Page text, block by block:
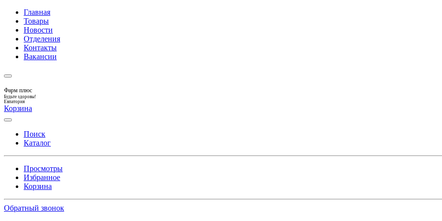
Главная
Товары
Новости
Отделения
Контакты
Вакансии
Фарм плюс
Будьте здоровы!
Евпатория
Корзина
Поиск
Каталог
Просмотры
Избранное
Корзина
Обратный звонок